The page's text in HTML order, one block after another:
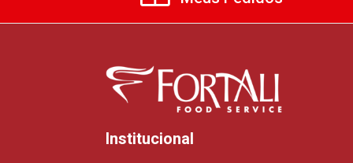
Institucional